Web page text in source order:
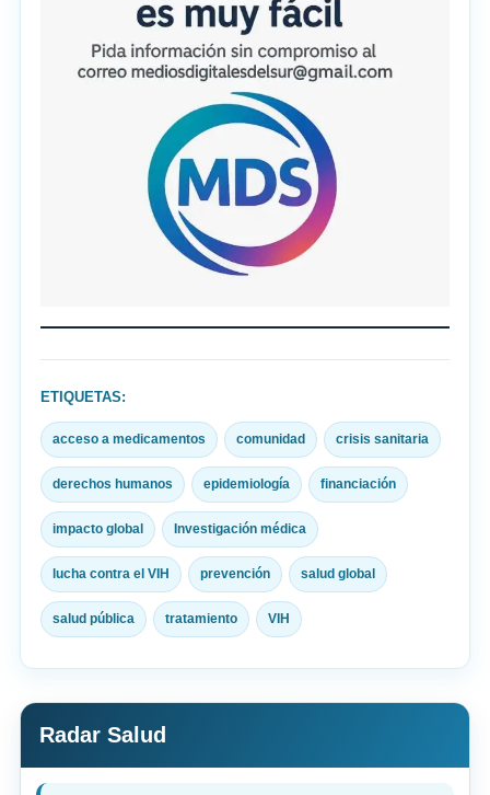
ETIQUETAS:
acceso a medicamentos comunidad crisis sanitaria
derechos humanos epidemiología financiación
impacto global Investigación médica
lucha contra el VIH prevención salud global
salud pública tratamiento VIH
Radar Salud